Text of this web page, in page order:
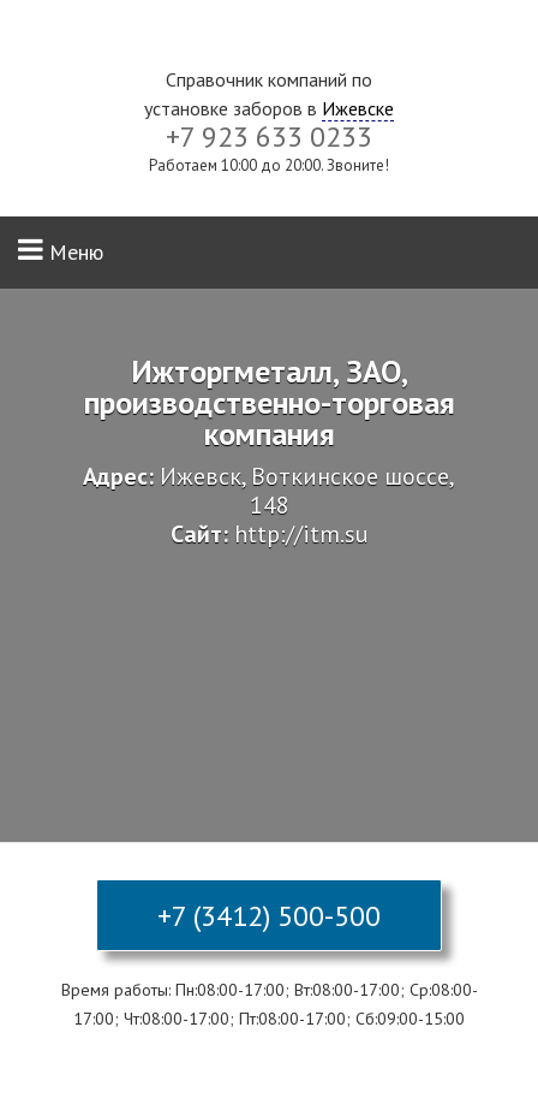
Справочник компаний по
установке заборов в Ижевске
+7 923 633 0233
Работаем 10:00 до 20:00. Звоните!
Меню
Ижторгметалл, ЗАО,
производственно-торговая
компания
Адрес: Ижевск, Воткинское шоссе,
148
Сайт: http://itm.su
+7 (3412) 500-500
Время работы: Пн:08:00-17:00; Вт:08:00-17:00; Ср:08:00-
17:00; Чт:08:00-17:00; Пт:08:00-17:00; Сб:09:00-15:00